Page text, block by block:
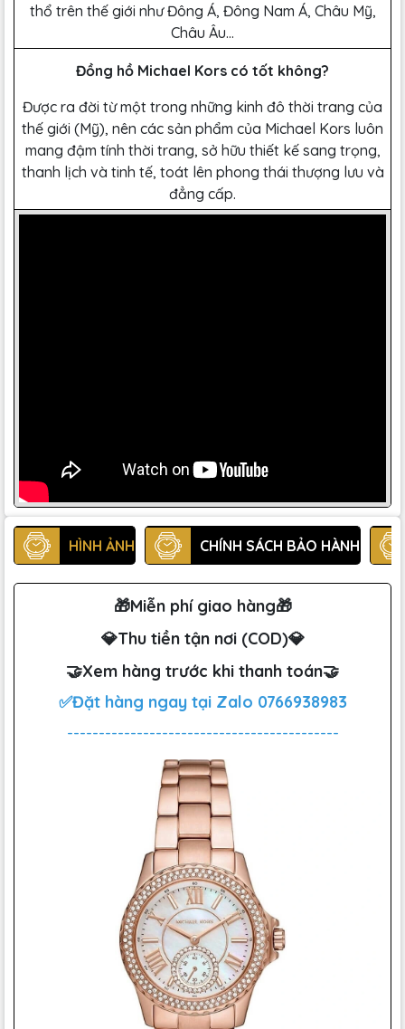
thổ trên thế giới như Đông Á, Đông Nam Á, Châu Mỹ,
Châu Âu…
Đồng hồ Michael Kors có tốt không?
Được ra đời từ một trong những kinh đô thời trang của
thế giới (Mỹ), nên các sản phẩm của Michael Kors luôn
mang đậm tính thời trang, sở hữu thiết kế sang trọng,
thanh lịch và tinh tế, toát lên phong thái thượng lưu và
đẳng cấp.
HÌNH ẢNH CHÍNH SÁCH BẢO HÀNH
🎁Miễn phí giao hàng🎁
💎Thu tiền tận nơi (COD)💎
🤝Xem hàng trước khi thanh toán🤝
✅Đặt hàng ngay tại Zalo 0766938983
-------------------------------------------